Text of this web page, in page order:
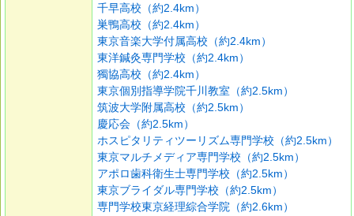
千早高校（約2.4km）
巣鴨高校（約2.4km）
東京音楽大学付属高校（約2.4km）
東洋鍼灸専門学校（約2.4km）
獨協高校（約2.4km）
東京個別指導学院千川教室（約2.5km）
筑波大学附属高校（約2.5km）
慶応会（約2.5km）
ホスピタリティツーリズム専門学校（約2.5km）
東京マルチメディア専門学校（約2.5km）
アポロ歯科衛生士専門学校（約2.5km）
東京ブライダル専門学校（約2.5km）
専門学校東京経理綜合学院（約2.6km）